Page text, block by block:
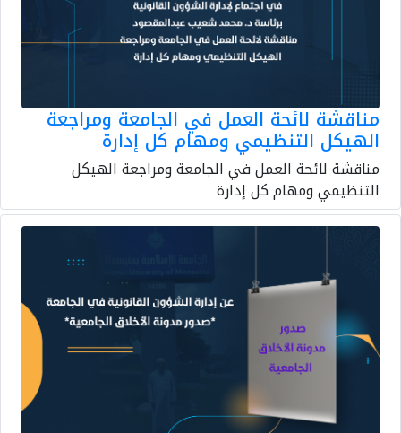
مناقشة لائحة العمل في الجامعة ومراجعة
الهيكل التنظيمي ومهام كل إدارة
مناقشة لائحة العمل في الجامعة ومراجعة الهيكل
التنظيمي ومهام كل إدارة